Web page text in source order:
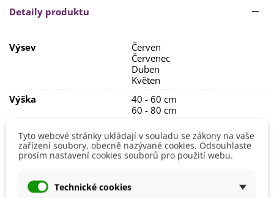
Stačí je
položit na povrch zeminy
půdy– není nutné je zahrnovat.
Vyberte
mírně zastíněné místo
přiměřeně vlhkoua podle potřeby
, aby měly rostliny dostatek prostoru k
růstu.
Detaily produktu
Výsev
Červen
Červenec
Duben
Květen
Výška
40 - 60 cm
60 - 80 cm
Stanoviště
Polostín
Slunečné
Barva Květů
Směs barev
Doba Kvetení
Tyto webové stránky ukládají v souladu se zákony na vaše
zařízení soubory, obecně nazývané cookies. Odsouhlaste
prosím nastavení cookies souborů pro použití webu.
Technické cookies